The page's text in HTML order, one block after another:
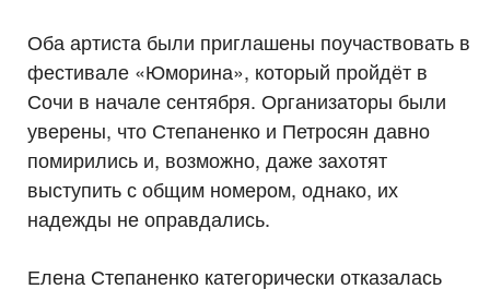
Оба артиста были приглашены поучаствовать в
фестивале «Юморина», который пройдёт в
Сочи в начале сентября. Организаторы были
уверены, что Степаненко и Петросян давно
помирились и, возможно, даже захотят
выступить с общим номером, однако, их
надежды не оправдались.
Елена Степаненко категорически отказалась